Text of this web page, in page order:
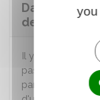
Dans quels
destination
Il y a
passez d'une
par exemple